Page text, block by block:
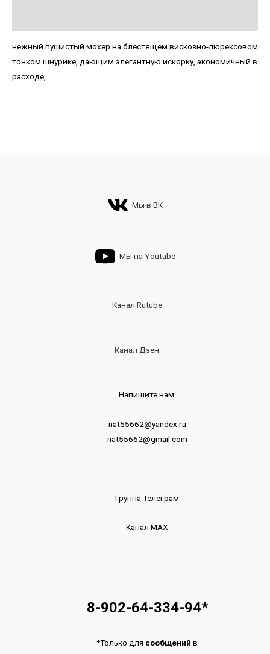
нежный пушистый мохер на блестящем вискозно-люрексовом
тонком шнурике, дающим элегантную искорку, экономичный в
расходе,
Мы в ВК
Мы на Youtube
Канал Rutube
Канал Дзен
Напишите нам:
nat55662@yandex.ru
nat55662@gmail.com
Группа Телеграм
Канал МАХ
8-902-64-334-94*
*Только для сообщений в